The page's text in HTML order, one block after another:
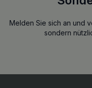
Melden Sie sich an und
sondern